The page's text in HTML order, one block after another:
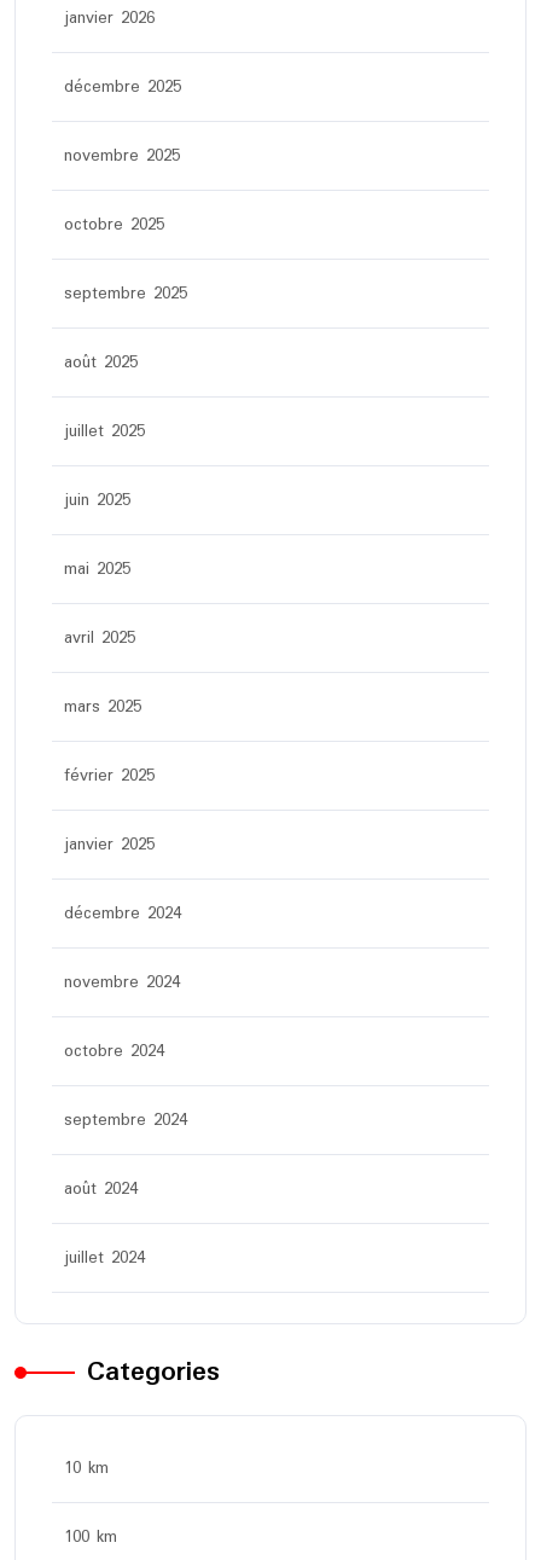
janvier 2026
décembre 2025
novembre 2025
octobre 2025
septembre 2025
août 2025
juillet 2025
juin 2025
mai 2025
avril 2025
mars 2025
février 2025
janvier 2025
décembre 2024
novembre 2024
octobre 2024
septembre 2024
août 2024
juillet 2024
Categories
10 km
100 km